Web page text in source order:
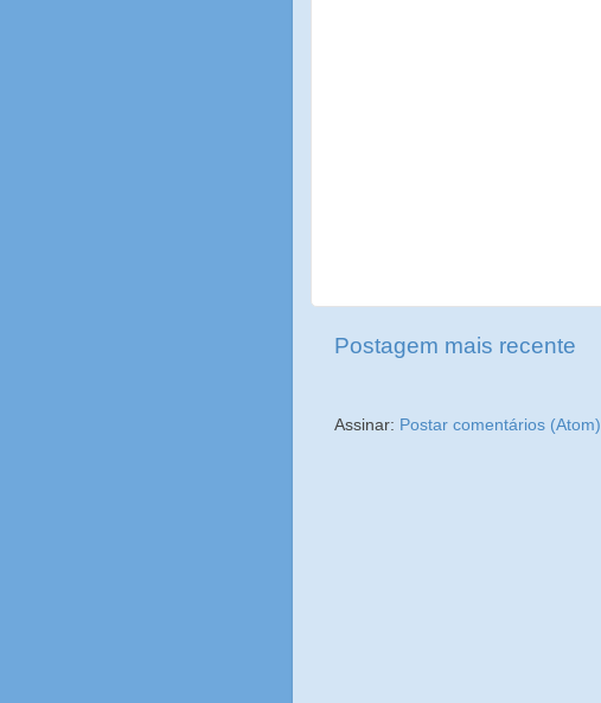
Postagem mais recente
Assinar: Postar comentários (Atom)